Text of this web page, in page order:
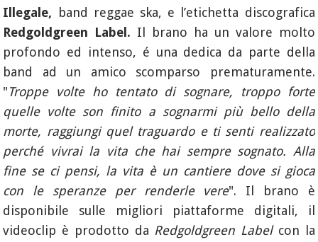
Illegale, band reggae ska, e l’etichetta discografica
Redgoldgreen Label. Il brano ha un valore molto
profondo ed intenso, é una dedica da parte della
band ad un amico scomparso prematuramente.
"Troppe volte ho tentato di sognare, troppo forte
quelle volte son finito a sognarmi più bello della
morte, raggiungi quel traguardo e ti senti realizzato
perché vivrai la vita che hai sempre sognato. Alla
fine se ci pensi, la vita è un cantiere dove si gioca
con le speranze per renderle vere". Il brano è
disponibile sulle migliori piattaforme digitali, il
videoclip è prodotto da Redgoldgreen Labelcon la